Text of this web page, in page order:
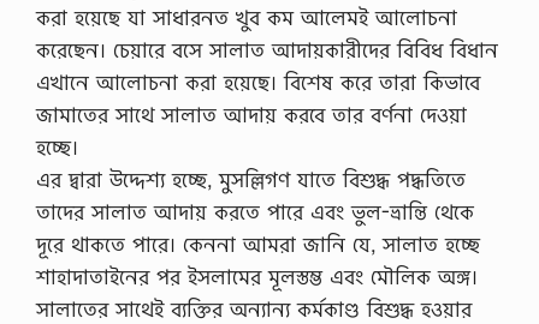
করা হয়েছে যা সাধারনত খুব কম আলেমই আলোচনা
করেছেন। চেয়ারে বসে সালাত আদায়কারীদের বিবিধ বিধান
এখানে আলোচনা করা হয়েছে। বিশেষ করে তারা কিভাবে
জামাতের সাথে সালাত আদায় করবে তার বর্ণনা দেওয়া
হচ্ছে।
এর দ্বারা উদ্দেশ্য হচ্ছে, মুসল্লিগণ যাতে বিশুদ্ধ পদ্ধতিতে
তাদের সালাত আদায় করতে পারে এবং ভুল-ভ্রান্তি থেকে
দূরে থাকতে পারে। কেননা আমরা জানি যে, সালাত হচ্ছে
শাহাদাতাইনের পর ইসলামের মূলস্তম্ভ এবং মৌলিক অঙ্গ।
সালাতের সাথেই ব্যক্তির অন্যান্য কর্মকাণ্ড বিশুদ্ধ হওয়ার